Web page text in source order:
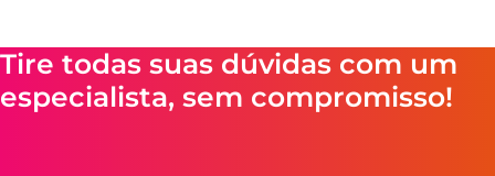
Tire todas suas dúvidas com um
especialista, sem compromisso!